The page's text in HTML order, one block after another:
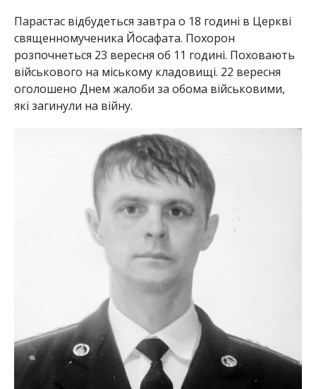
Парастас відбудеться завтра о 18 годині в Церкві
священномученика Йосафата. Похорон
розпочнеться 23 вересня об 11 годині. Поховають
військового на міському кладовищі. 22 вересня
оголошено Днем жалоби за обома військовими,
які загинули на війну.